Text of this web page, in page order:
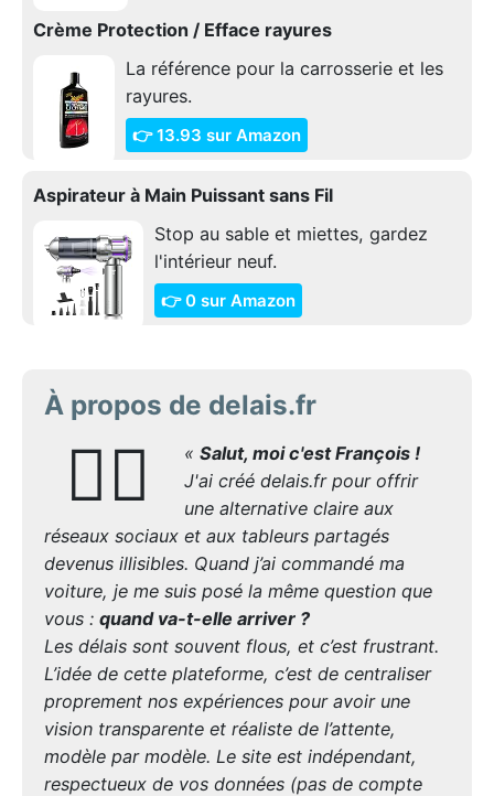
Crème Protection / Efface rayures
La référence pour la carrosserie et les
rayures.
👉 13.93 sur Amazon
Aspirateur à Main Puissant sans Fil
Stop au sable et miettes, gardez
l'intérieur neuf.
👉 0 sur Amazon
À propos de delais.fr
🙋‍♂️ « Salut, moi c'est François !
J'ai créé delais.fr pour offrir
une alternative claire aux
réseaux sociaux et aux tableurs partagés
devenus illisibles. Quand j’ai commandé ma
voiture, je me suis posé la même question que
vous : quand va-t-elle arriver ?
Les délais sont souvent flous, et c’est frustrant.
L’idée de cette plateforme, c’est de centraliser
proprement nos expériences pour avoir une
vision transparente et réaliste de l’attente,
modèle par modèle. Le site est indépendant,
respectueux de vos données (pas de compte